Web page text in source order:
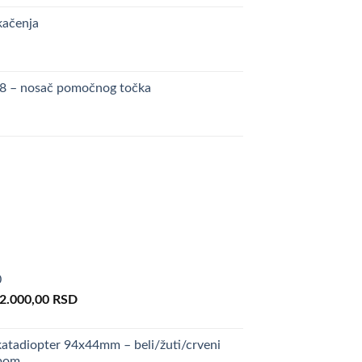
– nosač pomočnog točka
RSD.
RSDCurrent
82.000,00 RSD.
94x44mm – beli/žuti/crveni